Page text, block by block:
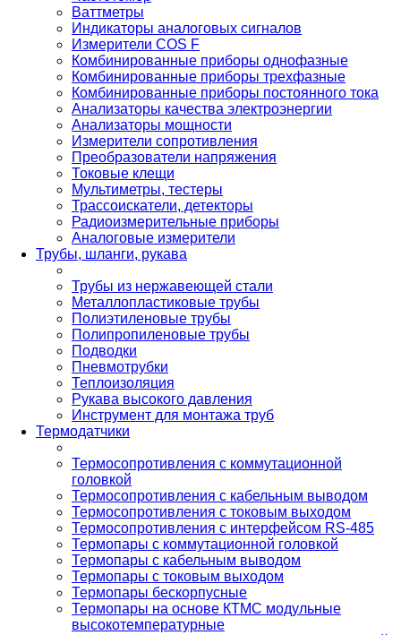
Ваттметры
Индикаторы аналоговых сигналов
Измерители COS F
Комбинированные приборы однофазные
Комбинированные приборы трехфазные
Комбинированные приборы постоянного тока
Анализаторы качества электроэнергии
Анализаторы мощности
Измерители сопротивления
Преобразователи напряжения
Токовые клещи
Мультиметры, тестеры
Трассоискатели, детекторы
Радиоизмерительные приборы
Аналоговые измерители
Трубы, шланги, рукава
Трубы из нержавеющей стали
Металлопластиковые трубы
Полиэтиленовые трубы
Полипропиленовые трубы
Подводки
Пневмотрубки
Теплоизоляция
Рукава высокого давления
Инструмент для монтажа труб
Термодатчики
Термосопротивления с коммутационной
головкой
Термосопротивления с кабельным выводом
Термосопротивления с токовым выходом
Термосопротивления с интерфейсом RS-485
Термопары с коммутационной головкой
Термопары с кабельным выводом
Термопары с токовым выходом
Термопары бескорпусные
Термопары на основе КТМС модульные
высокотемпературные